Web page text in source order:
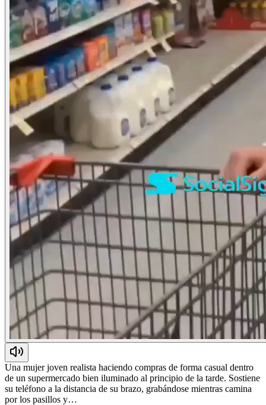
Una mujer joven realista haciendo compras de forma casual dentro
de un supermercado bien iluminado al principio de la tarde. Sostiene
su teléfono a la distancia de su brazo, grabándose mientras camina
por los pasillos y…